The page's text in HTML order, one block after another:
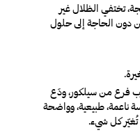
تختفي الظلال غير
من دون الحاجة إلى حلول
فرع من سيلكور، ودَع
ناعمة، طبيعية، وواضحة
تُغيّر كل شيء.